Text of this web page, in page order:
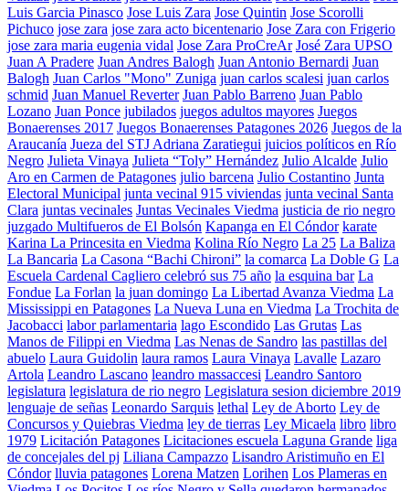
Luis Garcia Pinasco Jose Luis Zara Jose Quintin Jose Scorolli
Pichuco jose zara jose zara acto bicentenario Jose Zara con Frigerio
jose zara maria eugenia vidal Jose Zara ProCreAr José Zara UPSO
Juan A Pradere Juan Andres Balogh Juan Antonio Bernardi Juan
Balogh Juan Carlos "Mono" Zuniga juan carlos scalesi juan carlos
schmid Juan Manuel Reverter Juan Pablo Barreno Juan Pablo
Lozano Juan Ponce jubilados juegos adultos mayores Juegos
Bonaerenses 2017 Juegos Bonaerenses Patagones 2026 Juegos de la
Araucanía Jueza del STJ Adriana Zaratiegui juicios políticos en Río
Negro Julieta Vinaya Julieta “Toly” Hernández Julio Alcalde Julio
Aro en Carmen de Patagones julio barcena Julio Costantino Junta
Electoral Municipal junta vecinal 915 viviendas junta vecinal Santa
Clara juntas vecinales Juntas Vecinales Viedma justicia de rio negro
juzgado Multifueros de El Bolsón Kapanga en El Cóndor karate
Karina La Princesita en Viedma Kolina Río Negro La 25 La Baliza
La Bancaria La Casona “Bachi Chironi” la comarca La Doble G La
Escuela Cardenal Cagliero celebró sus 75 año la esquina bar La
Fondue La Forlan la juan domingo La Libertad Avanza Viedma La
Mississippi en Patagones La Nueva Luna en Viedma La Trochita de
Jacobacci labor parlamentaria lago Escondido Las Grutas Las
Manos de Filippi en Viedma Las Nenas de Sandro las pastillas del
abuelo Laura Guidolin laura ramos Laura Vinaya Lavalle Lazaro
Artola Leandro Lascano leandro massaccesi Leandro Santoro
legislatura legislatura de rio negro Legislatura sesion diciembre 2019
lenguaje de señas Leonardo Sarquis lethal Ley de Aborto Ley de
Concursos y Quiebras Viedma ley de tierras Ley Micaela libro libro
1979 Licitación Patagones Licitaciones escuela Laguna Grande liga
de concejales del pj Liliana Campazzo Lisandro Aristimuño en El
Cóndor lluvia patagones Lorena Matzen Lorihen Los Plameras en